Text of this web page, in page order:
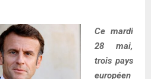
Ce mardi
28 mai,
trois pays
européen